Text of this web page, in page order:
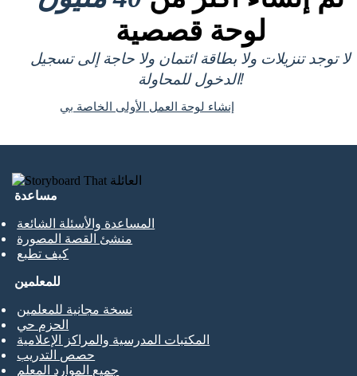
لوحة قصصية
لا توجد تنزيلات ولا بطاقة ائتمان ولا حاجة إلى تسجيل
الدخول للمحاولة!
إنشاء لوحة العمل الأولى الخاصة بي
مساعدة
المساعدة والأسئلة الشائعة
منشئ القصة المصورة
كيف تطبع
للمعلمين
نسخة مجانية للمعلمين
الحزم حي
المكتبات المدرسية والمراكز الإعلامية
حصص التدريب
جميع الموارد المعلم